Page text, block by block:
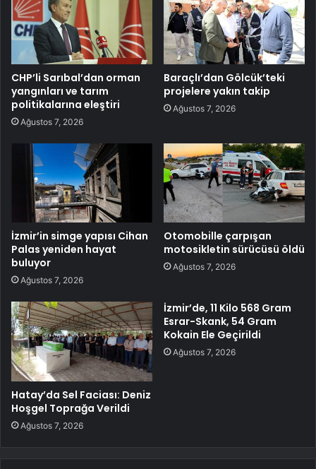
CHP’li Sarıbal’dan orman
yangınları ve tarım
politikalarına eleştiri
Ağustos 7, 2026
Baraçlı’dan Gölcük’teki
projelere yakın takip
Ağustos 7, 2026
İzmir’in simge yapısı Cihan
Palas yeniden hayat
buluyor
Ağustos 7, 2026
Otomobille çarpışan
motosikletin sürücüsü öldü
Ağustos 7, 2026
Hatay’da Sel Faciası: Deniz
Hoşgel Toprağa Verildi
Ağustos 7, 2026
İzmir’de, 11 Kilo 568 Gram
Esrar-Skank, 54 Gram
Kokain Ele Geçirildi
Ağustos 7, 2026